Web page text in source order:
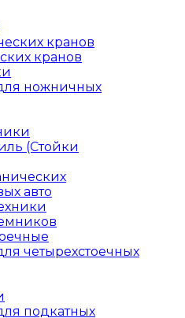
кранов
кранов
ножничных
(Стойки
авто
четырехстоечных
подкатных